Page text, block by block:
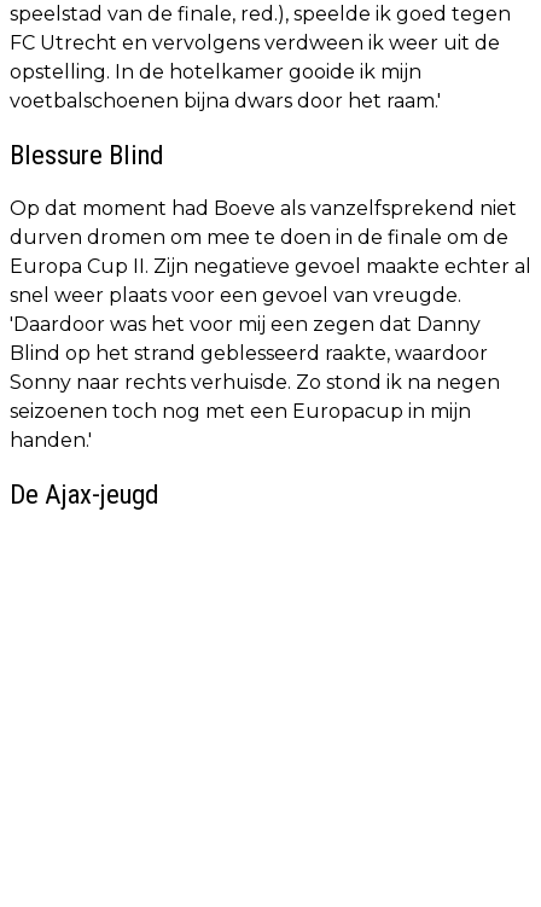
speelstad van de finale, red.), speelde ik goed tegen
FC Utrecht en vervolgens verdween ik weer uit de
opstelling. In de hotelkamer gooide ik mijn
voetbalschoenen bijna dwars door het raam.'
Blessure Blind
Op dat moment had Boeve als vanzelfsprekend niet
durven dromen om mee te doen in de finale om de
Europa Cup II. Zijn negatieve gevoel maakte echter al
snel weer plaats voor een gevoel van vreugde.
'Daardoor was het voor mij een zegen dat Danny
Blind op het strand geblesseerd raakte, waardoor
Sonny naar rechts verhuisde. Zo stond ik na negen
seizoenen toch nog met een Europacup in mijn
handen.'
De Ajax-jeugd